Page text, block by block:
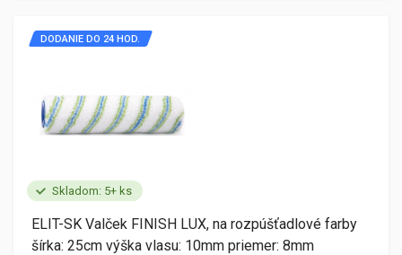
Skladom: 5+ ks
DODANIE DO 24 HOD.
ELIT-SK Valček FINISH LUX, na rozpúšťadlové farby
šírka: 25cm výška vlasu: 10mm priemer: 8mm